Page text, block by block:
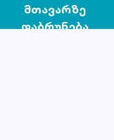
მთავარზე
დაბრუნება